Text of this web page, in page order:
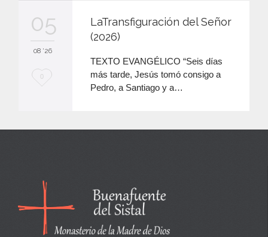
05
08 '26
M
n
a
0
LaTransfiguración del Señor
(2026)
TEXTO EVANGÉLICO “Seis días
más tarde, Jesús tomó consigo a
Pedro, a Santiago y a…